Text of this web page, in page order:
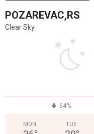
POZAREVAC,RS
Clear Sky
64%
MON TUE